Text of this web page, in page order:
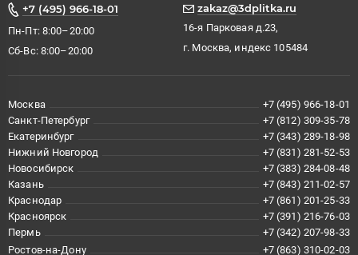
+7 (495) 966-18-01
Пн-Пт: 8:00–20:00
Сб-Вс: 8:00–20:00
zakaz@3dplitka.ru
16-я Парковая д.23,
г. Москва, индекс 105484
Москва
+7 (495) 966-18-01
Санкт-Петербург
+7 (812) 309-35-78
Екатеринбург
+7 (343) 289-18-98
Нижний Новгород
+7 (831) 281-52-53
Новосибирск
+7 (383) 284-08-48
Казань
+7 (843) 211-02-57
Краснодар
+7 (861) 201-25-33
Красноярск
+7 (391) 216-76-03
Пермь
+7 (342) 207-98-33
Ростов-на-Дону
+7 (863) 310-02-03